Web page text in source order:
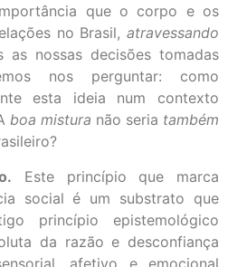
que o corpo e os
no Brasil, atravessando
as nossas decisões tomadas
nos perguntar: como
esta ideia num contexto
boa mistura não seria também
Este princípio que marca
social é um substrato que
princípio epistemológico
da razão e desconfiança
afetivo e emocional